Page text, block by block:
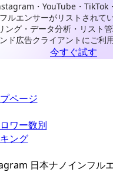
・YouTube・TikTok
ルエンサーがリストされて
ング・データ分析・リスト
ド広告クライアントにご利
今すぐ試す
ページ
ワー数別
ング
日本ナノインフル